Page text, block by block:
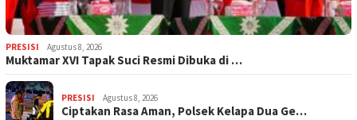
PRESISI Agustus 8, 2026
Muktamar XVI Tapak Suci Resmi Dibuka di …
PRESISI Agustus 8, 2026
Ciptakan Rasa Aman, Polsek Kelapa Dua Ge…